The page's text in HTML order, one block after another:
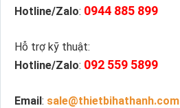
Hotline/Zalo: 0944 885 899
Hỗ trợ kỹ thuật:
Hotline/Zalo: 092 559 5899
Email: sale@thietbihathanh.com